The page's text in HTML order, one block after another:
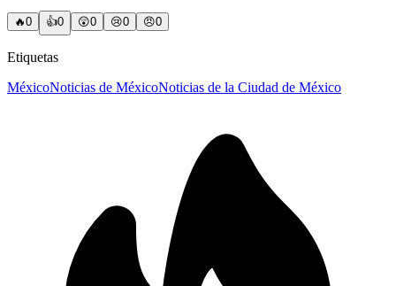
🔥0 👍0 😲0 😢0 😠0
Etiquetas
MéxicoNoticias de MéxicoNoticias de la Ciudad de México